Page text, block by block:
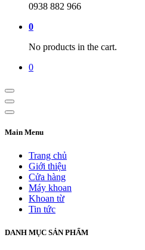
0938 882 966
0
No products in the cart.
0
Main Menu
Trang chủ
Giới thiệu
Cửa hàng
Máy khoan
Khoan từ
Tin tức
DANH MỤC SẢN PHẨM